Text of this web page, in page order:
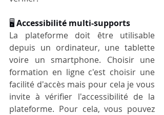
🖥️ Accessibilité multi-supports
La plateforme doit être utilisable
depuis un ordinateur, une tablette
voire un smartphone. Choisir une
formation en ligne c'est choisir une
facilité d'accès mais pour cela je vous
invite à vérifier l'accessibilité de la
plateforme. Pour cela, vous pouvez